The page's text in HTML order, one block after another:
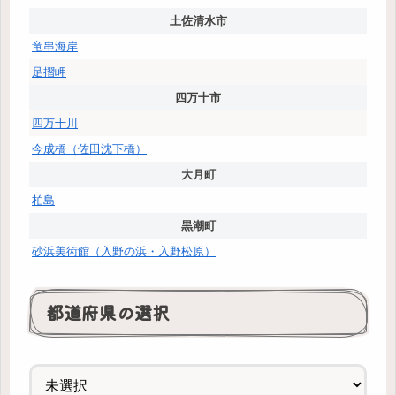
土佐清水市
竜串海岸
足摺岬
四万十市
四万十川
今成橋（佐田沈下橋）
大月町
柏島
黒潮町
砂浜美術館（入野の浜・入野松原）
都道府県の選択